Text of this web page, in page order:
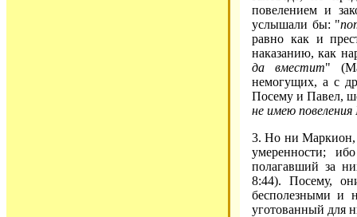
повелением и
услышали бы: "
равно как и
наказанию, как
да вместит"
немогущих, а с
Посему и Павел,
не имею
3. Но ни Маркион,
умеренности;
полагавший за
8:44). Посему,
бесполезными и
уготованный для